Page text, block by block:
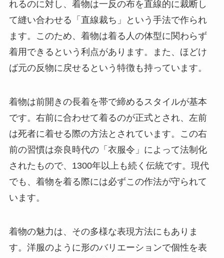
れるのに対し、着物は一反の布を直線的に裁断し
て縫い合わせる「直線裁ち」という手法で作られ
ます。このため、着物は着る人の体型に関わらず
着用できるという利点があります。また、ほどけ
ば元の反物に戻せるという特徴も持っています。
着物は前開きの長着を帯で締めるスタイルが基本
です。右前に合わせて着るのが正式とされ、左前
は死者に着せる際の方法とされています。この右
前の習慣は奈良時代の「衣服令」によって法制化
されたもので、1300年以上も続く伝統です。現代
でも、着物を着る際には必ずこの作法が守られて
います。
着物の魅力は、その多様な表現方法にもありま
す。洋服のように形のバリエーションで個性を表